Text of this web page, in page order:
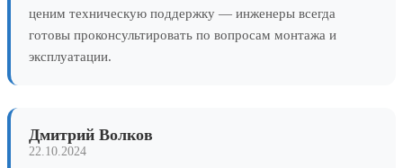
ценим техническую поддержку — инженеры всегда
готовы проконсультировать по вопросам монтажа и
эксплуатации.
Дмитрий Волков
22.10.2024